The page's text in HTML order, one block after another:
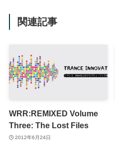
関連記事
WRR:REMIXED Volume
Three: The Lost Files
2012年6月24日